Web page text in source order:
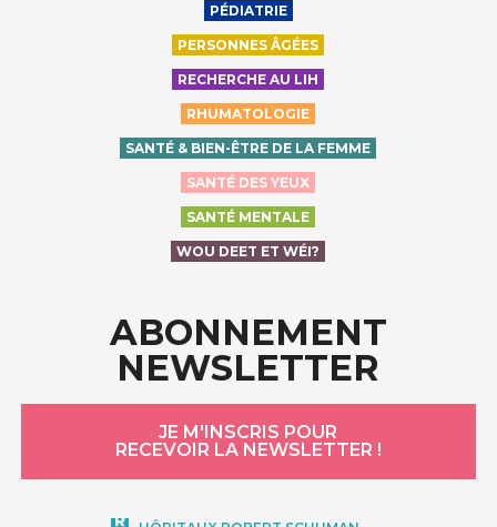
PÉDIATRIE
PERSONNES ÂGÉES
RECHERCHE AU LIH
RHUMATOLOGIE
SANTÉ & BIEN-ÊTRE DE LA FEMME
SANTÉ DES YEUX
SANTÉ MENTALE
WOU DEET ET WÉI?
ABONNEMENT
NEWSLETTER
JE M'INSCRIS POUR
RECEVOIR LA NEWSLETTER !